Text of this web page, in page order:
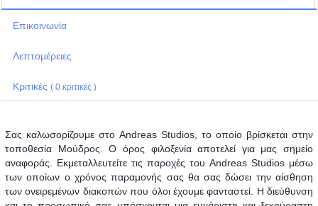
Επικοινωνία
Λεπτομέρειες
Κριτικές ( 0 κριτικές )
Σας καλωσορίζουμε στο Andreas Studios, το οποίο βρίσκεται στην
τοποθεσία Μούδρος. Ο όρος φιλοξενία αποτελεί για μας σημείο
αναφοράς. Εκμεταλλευτείτε τις παροχές του Andreas Studios μέσω
των οποίων ο χρόνος παραμονής σας θα σας δώσει την αίσθηση
των ονειρεμένων διακοπών που όλοι έχουμε φανταστεί. Η διεύθυνση